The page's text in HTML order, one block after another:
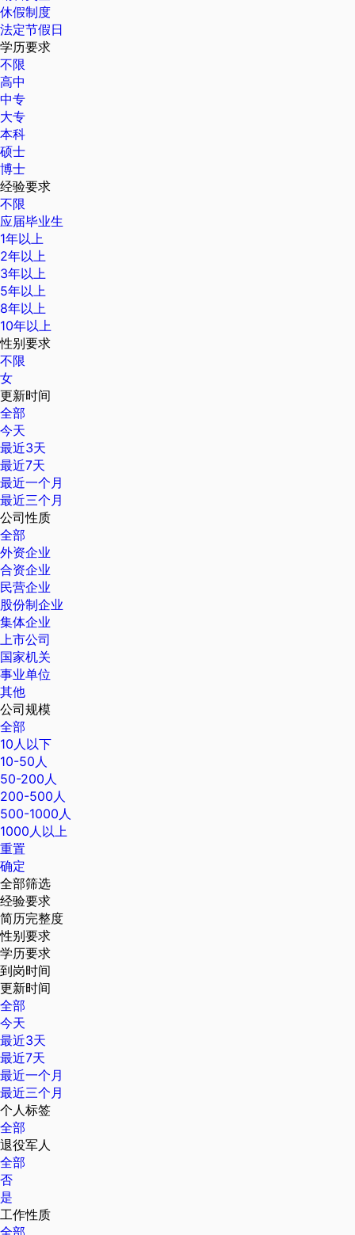
休假制度
法定节假日
学历要求
不限
高中
中专
大专
本科
硕士
博士
经验要求
不限
应届毕业生
1年以上
2年以上
3年以上
5年以上
8年以上
10年以上
性别要求
不限
女
更新时间
全部
今天
最近3天
最近7天
最近一个月
最近三个月
公司性质
全部
外资企业
合资企业
民营企业
股份制企业
集体企业
上市公司
国家机关
事业单位
其他
公司规模
全部
10人以下
10-50人
50-200人
200-500人
500-1000人
1000人以上
重置
确定
全部筛选
经验要求
简历完整度
性别要求
学历要求
到岗时间
更新时间
全部
今天
最近3天
最近7天
最近一个月
最近三个月
个人标签
全部
退役军人
全部
否
是
工作性质
全部